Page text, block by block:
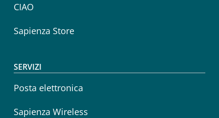
CIAO
Sapienza Store
SERVIZI
Posta elettronica
Sapienza Wireless